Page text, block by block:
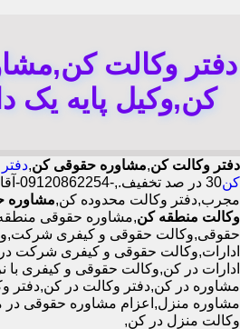
دفتر وکالت
کن,وکیل پایه یک
دفتر وکالت کن,مشاوره حقوقی کن,
کن
30 در
مجرب,دفتر وکالت محدوده کن,مشاوره
وکالت منطقه کن,مشاوره حقوقی
حقوقی,وکالت حقوقی و کیفری
ادارات,وکالت حقوقی و کیفری شرکت
ادارات در کن,وکالت حقوقی و کیفری با
مشاوره در کن,دفتر وکالت در کن,دفتر
مشاوره منزل,اعزام مشاوره حقوقی در
وکالت منزل در کن,